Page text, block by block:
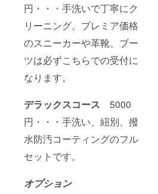
円・・・手洗いで丁寧にク
リーニング。プレミア価格
のスニーカーや革靴、ブー
ツは必ずこちらでの受付に
なります。
デラックスコース 5000
円・・・手洗い、紐別、撥
水防汚コーティングのフル
セットです。
オプション